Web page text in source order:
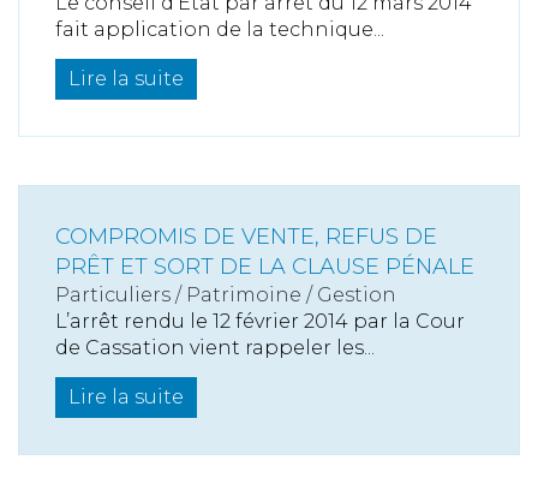
fait application de la technique...
Lire la suite
COMPROMIS DE VENTE, REFUS DE
PRÊT ET SORT DE LA CLAUSE PÉNALE
Particuliers / Patrimoine / Gestion
L’arrêt rendu le 12 février 2014 par la Cour
de Cassation vient rappeler les...
Lire la suite